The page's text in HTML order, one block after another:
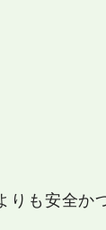
も安全か